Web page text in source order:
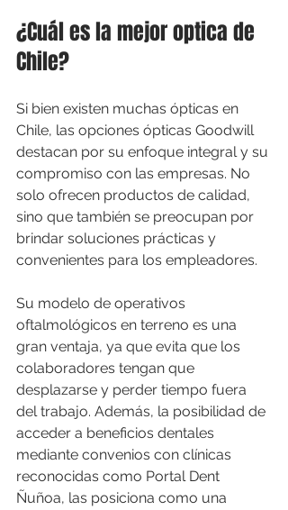
¿Cuál es la mejor optica de
Chile?
Si bien existen muchas ópticas en
Chile, las opciones ópticas Goodwill
destacan por su enfoque integral y su
compromiso con las empresas. No
solo ofrecen productos de calidad,
sino que también se preocupan por
brindar soluciones prácticas y
convenientes para los empleadores.
Su modelo de operativos
oftalmológicos en terreno es una
gran ventaja, ya que evita que los
colaboradores tengan que
desplazarse y perder tiempo fuera
del trabajo. Además, la posibilidad de
acceder a beneficios dentales
mediante convenios con clínicas
reconocidas como Portal Dent
Ñuñoa, las posiciona como una